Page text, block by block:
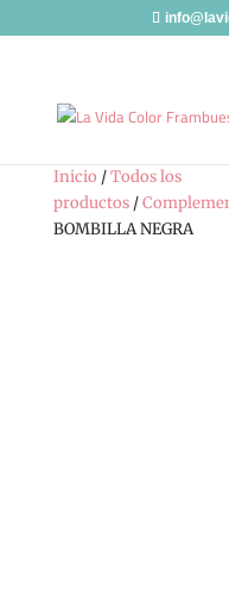
Inicio /Todos los
productos/
BOMBILLA NEGRA